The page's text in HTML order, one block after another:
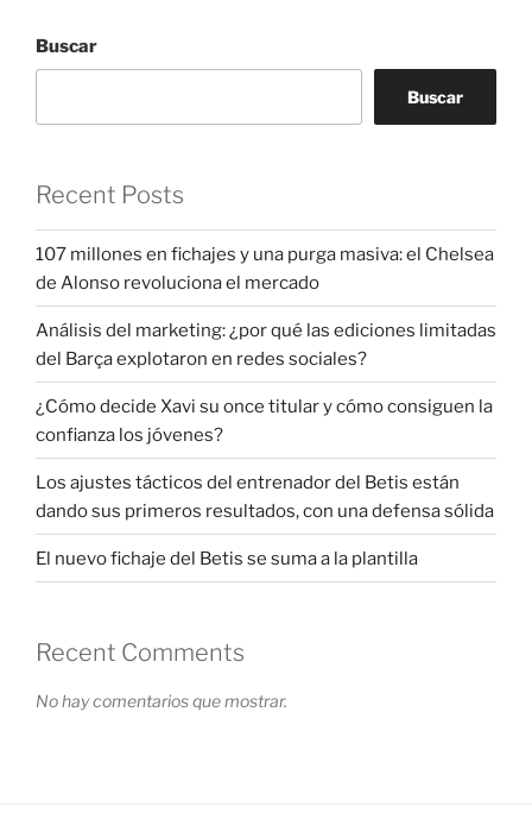
Buscar
Buscar
Recent Posts
107 millones en fichajes y una purga masiva: el Chelsea
de Alonso revoluciona el mercado
Análisis del marketing: ¿por qué las ediciones limitadas
del Barça explotaron en redes sociales?
¿Cómo decide Xavi su once titular y cómo consiguen la
confianza los jóvenes?
Los ajustes tácticos del entrenador del Betis están
dando sus primeros resultados, con una defensa sólida
El nuevo fichaje del Betis se suma a la plantilla
Recent Comments
No hay comentarios que mostrar.